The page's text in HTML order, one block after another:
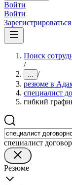
Войти
Войти
Зарегистрироваться
Поиск
/
... /
резюме в
специалист
гибкий
специалист
Резюме